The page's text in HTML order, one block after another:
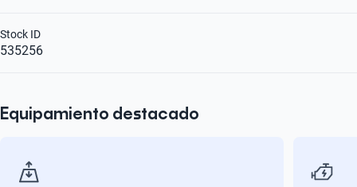
535256
Stock ID
Equipamiento destacado